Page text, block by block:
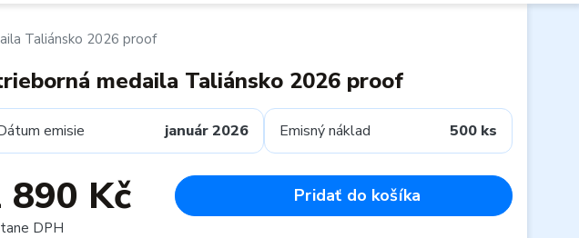
Taliánsko 2026 proof
medaila Taliánsko 2026 proof
emisie január 2026 Emisný náklad 500 ks
890 Kč
DPH
Pridať do košíka